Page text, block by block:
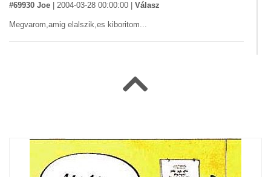
#69930 Joe 2004-03-28 00:00:00 Válasz
Megvarom,amig elalszik,es kiboritom...
Jajj ne! Egy kutya az anyám! S.O.S!!!